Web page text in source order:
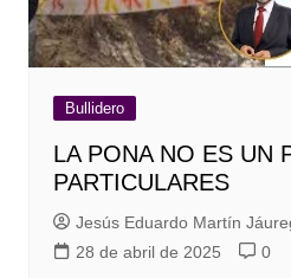
Bullidero
LA PONA NO ES UN
PARTICULARES
Jesús Eduardo Martín
28 de abril de 2025
0